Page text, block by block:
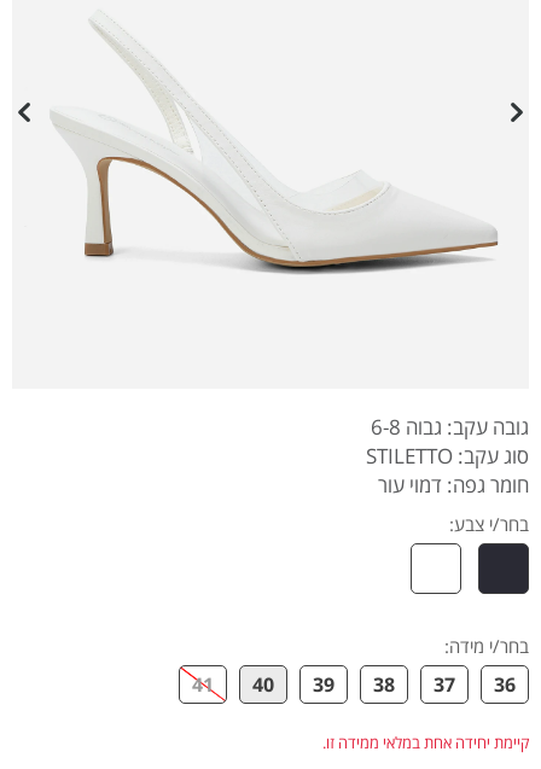
גובה עקב: גבוה 6-8
סוג עקב: STILETTO
חומר גפה: דמוי עור
בחר/י צבע:
בחר/י מידה:
36
37
38
39
40
41
קיימת יחידה אחת במלאי ממידה זו.